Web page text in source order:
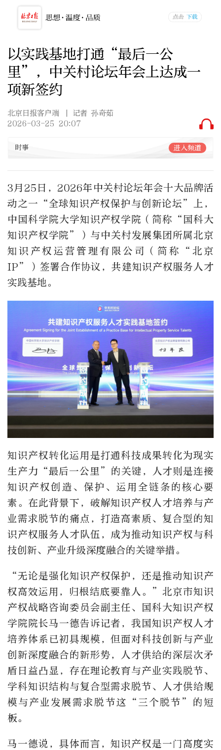
以实践基地打通“最后一公
里”，中关村论坛年会上达成一
项新签约
北京日报客户端
| 记者 孙奇茹
2026-03-25 20:07
时事 进入频道
3月25日，2026年中关村论坛年会十大品牌活
动之一“全球知识产权保护与创新论坛”上，
中国科学院大学知识产权学院（简称“国科大
知识产权学院”）与中关村发展集团所属北京
知识产权运营管理有限公司（简称“北京
IP”）签署合作协议，共建知识产权服务人才
实践基地。
知识产权转化运用是打通科技成果转化为现实
生产力“最后一公里”的关键，人才则是连接
知识产权创造、保护、运用全链条的核心要
素。在此背景下，破解知识产权人才培养与产
业需求脱节的痛点，打造高素质、复合型的知
识产权服务人才队伍，成为推动知识产权与科
技创新、产业升级深度融合的关键举措。
“无论是强化知识产权保护，还是推动知识产
权高效运用，归根结底要靠人。”北京市知识
产权战略咨询委员会副主任、国科大知识产权
学院院长马一德告诉记者，我国知识产权人才
培养体系已初具规模，但面对科技创新与产业
创新深度融合的新形势，人才供给的深层次矛
盾日益凸显，存在理论教育与产业实践脱节、
学科知识结构与复合型需求脱节、人才供给规
模与产业发展需求脱节这“三个脱节”的短
板。
马一德说，具体而言，知识产权是一门高度实